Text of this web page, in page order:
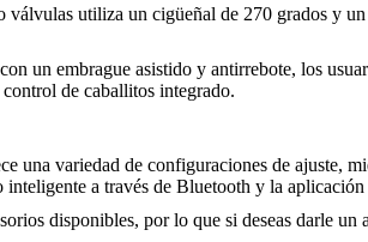
utiliza un cigüeñal de 270 grados y
un embrague asistido y antirrebote, los
de caballitos integrado.
una variedad de configuraciones de ajuste,
a través de Bluetooth y la
disponibles, por lo que si deseas darle